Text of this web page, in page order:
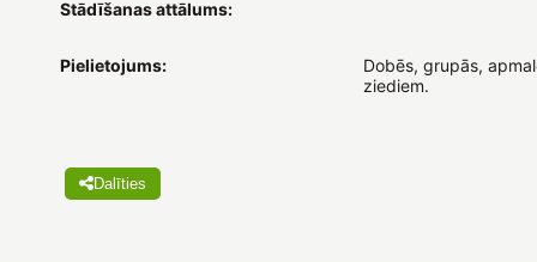
Stādīšanas attālums:
Pielietojums:
Dobēs, grupās,
ziediem.
Dalīties